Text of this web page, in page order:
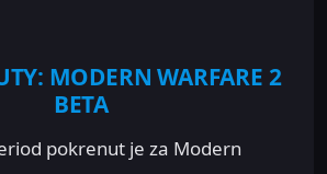
MODERN WARFARE 2
BETA
pokrenut je za Modern